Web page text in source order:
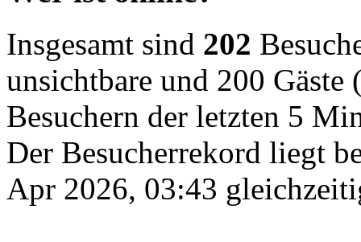
Insgesamt sind 202
unsichtbare und 200 Gäste
Besuchern der letzten 5
Der Besucherrekord liegt
Apr 2026, 03:43